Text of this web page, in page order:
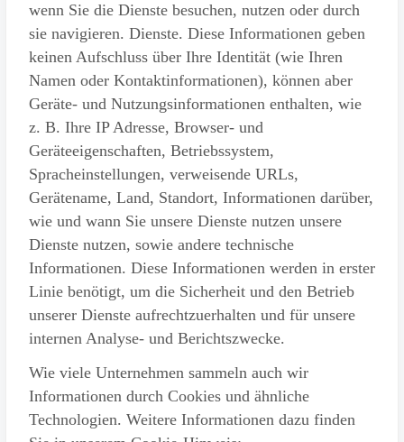
wenn Sie die Dienste besuchen, nutzen oder durch
sie navigieren. Dienste. Diese Informationen geben
keinen Aufschluss über Ihre Identität (wie Ihren
Namen oder Kontaktinformationen), können aber
Geräte- und Nutzungsinformationen enthalten, wie
z. B. Ihre IP Adresse, Browser- und
Geräteeigenschaften, Betriebssystem,
Spracheinstellungen, verweisende URLs,
Gerätename, Land, Standort, Informationen darüber,
wie und wann Sie unsere Dienste nutzen unsere
Dienste nutzen, sowie andere technische
Informationen. Diese Informationen werden in erster
Linie benötigt, um die Sicherheit und den Betrieb
unserer Dienste aufrechtzuerhalten und für unsere
internen Analyse- und Berichtszwecke.
Wie viele Unternehmen sammeln auch wir
Informationen durch Cookies und ähnliche
Technologien. Weitere Informationen dazu finden